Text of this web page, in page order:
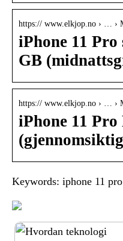
https:// www.elkjop.no › … ›
iPhone 11
GB
https:// www.elkjop.no › … ›
iPhone 11 Pro
Keywords: iphone 11